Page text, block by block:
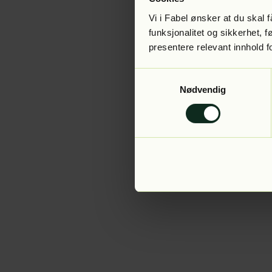
Vi i Fabel ønsker at du skal
funksjonalitet og sikkerhet,
presentere relevant innhold
Nødvendig
Application